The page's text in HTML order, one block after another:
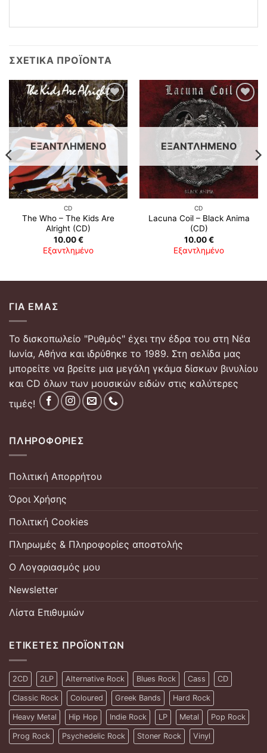
ΣΧΕΤΙΚΆ ΠΡΟΪΌΝΤΑ
Προσθήκη
στη λίστα
επιθυμιών
ΕΞΑΝΤΛΗΜΈΝΟ
CD
The Who ‎– The Kids Are
Alright (CD)
10.00€
Εξαντλημένο
Προσθήκη
στη λίστα
επιθυμιών
ΕΞΑΝΤΛΗΜΈΝΟ
CD
Lacuna Coil ‎– Black Anima
(CD)
10.00€
Εξαντλημένο
ΓΙΑ ΕΜΆΣ
Το δισκοπωλείο "Ρυθμός" έχει την έδρα του στη Νέα
Ιωνία, Αθήνα και ιδρύθηκε το 1989. Στη σελίδα μας
μπορείτε να βρείτε μια μεγάλη γκάμα δίσκων βινυλίου
και CD όλων των μουσικών ειδών στις καλύτερες
τιμές!
ΠΛΗΡΟΦΟΡΊΕΣ
Πολιτική Απορρήτου
Όροι Χρήσης
Πολιτική Cookies
Πληρωμές & Πληροφορίες αποστολής
Ο Λογαριασμός μου
Newsletter
Λίστα Επιθυμιών
ΕΤΙΚΈΤΕΣ ΠΡΟΪΌΝΤΩΝ
2CD 2LP Alternative Rock Blues Rock Cass CD
Classic Rock Coloured Greek Bands Hard Rock
Heavy Metal Hip Hop Indie Rock LP Metal Pop Rock
Prog Rock Psychedelic Rock Stoner Rock Vinyl